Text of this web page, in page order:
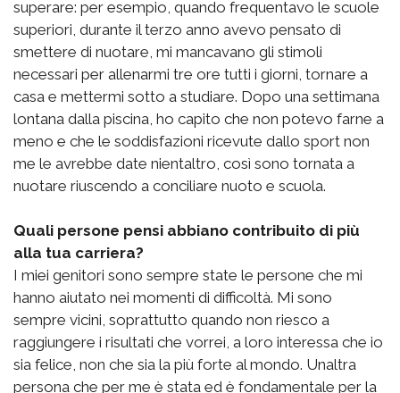
superare: per esempio, quando frequentavo le scuole
superiori, durante il terzo anno avevo pensato di
smettere di nuotare, mi mancavano gli stimoli
necessari per allenarmi tre ore tutti i giorni, tornare a
casa e mettermi sotto a studiare. Dopo una settimana
lontana dalla piscina, ho capito che non potevo farne a
meno e che le soddisfazioni ricevute dallo sport non
me le avrebbe date nientaltro, così sono tornata a
nuotare riuscendo a conciliare nuoto e scuola.
Quali persone pensi abbiano contribuito di più
alla tua carriera?
I miei genitori sono sempre state le persone che mi
hanno aiutato nei momenti di difficoltà. Mi sono
sempre vicini, soprattutto quando non riesco a
raggiungere i risultati che vorrei, a loro interessa che io
sia felice, non che sia la più forte al mondo. Unaltra
persona che per me è stata ed è fondamentale per la